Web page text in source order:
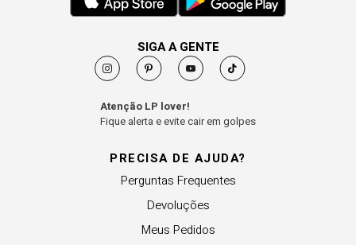
PRECISA DE AJUDA?
Perguntas Frequentes
Devoluções
Meus Pedidos
SIGA A GENTE
Atenção LP lover!
Fique alerta e evite cair em golpes